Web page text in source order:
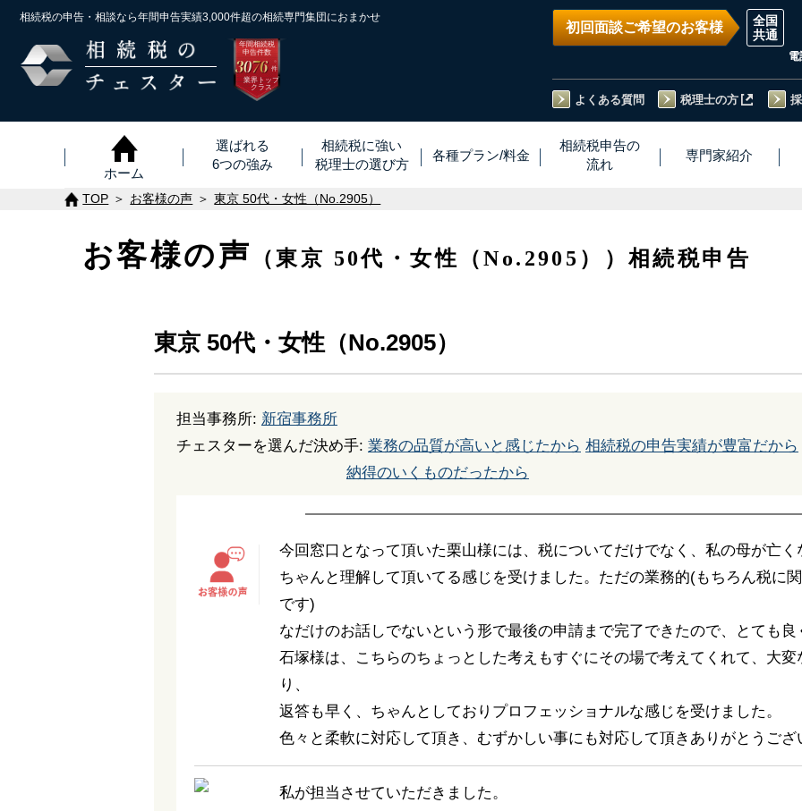
相続税の申告・相談なら年間申告実績3,000件超の相続専門集団におまかせ
年間相続税
申告件数
3076 ※
件
業界トップ
クラス
初回面談ご希望のお客様
よくある質問 税理士の方
ホーム
選ばれる
6つの強み
相続税に強い
税理士の選び方
各種プラン/料金
相続税申告の
流れ
専門家紹介
TOP お客様の声 東京 50代・女性（No.2905）
お客様の声 （東京 50代・女性（No.2905））相続税申告
東京 50代・女性（No.2905）
担当事務所: 新宿事務所
チェスターを選んだ決め手: 業務の品質が高いと感じたから 相続税の申告実績が豊富だから
納得のいくものだったから
今回窓口となって頂いた栗山様には、税についてだけでなく、私の母が亡く
ちゃんと理解して頂いてる感じを受けました。ただの業務的(もちろん税に
です)
なだけのお話しでないという形で最後の申請まで完了できたので、とても良
石塚様は、こちらのちょっとした考えもすぐにその場で考えてくれて、大
り、
返答も早く、ちゃんとしておりプロフェッショナルな感じを受けました。
色々と柔軟に対応して頂き、むずかしい事にも対応して頂きありがとうござ
私が担当させていただきました。